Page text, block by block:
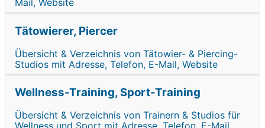
Mail, Website
Tätowierer, Piercer
Übersicht & Verzeichnis von Tätowier- & Piercing-
Studios mit Adresse, Telefon, E-Mail, Website
Wellness-Training, Sport-Training
Übersicht & Verzeichnis von Trainern & Studios für